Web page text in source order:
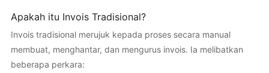
Apakah itu Invois Tradisional?
Invois tradisional merujuk kepada proses secara manual
membuat, menghantar, dan mengurus invois. Ia melibatkan
beberapa perkara: